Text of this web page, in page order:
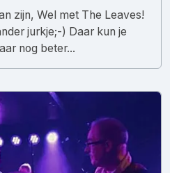
zijn, Wel met The Leaves!
jurkje;-) Daar kun je
nog beter...